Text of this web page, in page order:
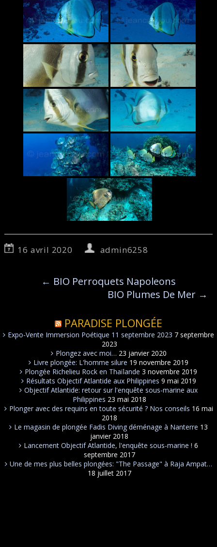
16 avril 2020 admin6258
← BIO Perroquets Napoleons
BIO Plumes De Mer →
PARADISE PLONGÉE
Expo-Vente Immersion Poétique 11 septembre 2023 7 septembre
2023
Plongez avec moi… 23 janvier 2020
Livre plongée: L'homme silure 19 novembre 2019
Plongée Richelieu Rock en Thaïlande 3 novembre 2019
Résultats Objectif Atlantide aux Philippines 9 mai 2019
Objectif Atlantide: retour sur l'enquête sous-marine aux
Philippines 23 mai 2018
Plonger avec des requins en toute sécurité ? Nos conseils 16 mai
2018
Le magasin de plongée Fadis Diving déménage à Nanterre 13
janvier 2018
Lancement Objectif Atlantide, l'enquête sous-marine ! 6
septembre 2017
Une de mes plus belles plongées: "The Passage" à Raja Ampat…
18 juillet 2017